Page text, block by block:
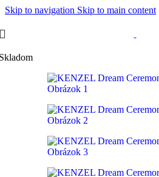
Skip to navigation Skip to main content